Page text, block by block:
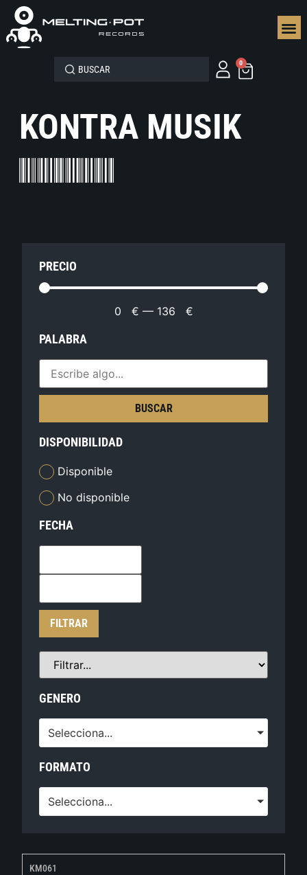
0
KONTRA MUSIK
PRECIO
0 € — 136 €
PALABRA
BUSCAR
DISPONIBILIDAD
Disponible
No disponible
FECHA
FILTRAR
GENERO
Selecciona...
FORMATO
Selecciona...
KM061